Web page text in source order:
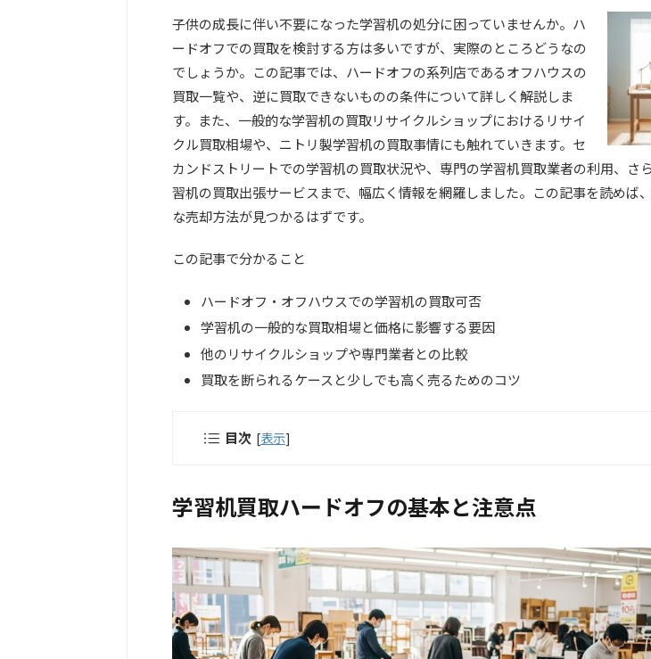
子供の成長に伴い不要になった学習机の処分に困っていませんか。ハ
ードオフでの買取を検討する方は多いですが、実際のところどうなの
でしょうか。この記事では、ハードオフの系列店であるオフハウスの
買取一覧や、逆に買取できないものの条件について詳しく解説しま
す。また、一般的な学習机の買取リサイクルショップにおけるリサイ
クル買取相場や、ニトリ製学習机の買取事情にも触れていきます。セ
カンドストリートでの学習机の買取状況や、専門の学習机買取業者の利用、さ
習机の買取出張サービスまで、幅広く情報を網羅しました。この記事を読めば
な売却方法が見つかるはずです。
この記事で分かること
ハードオフ・オフハウスでの学習机の買取可否
学習机の一般的な買取相場と価格に影響する要因
他のリサイクルショップや専門業者との比較
買取を断られるケースと少しでも高く売るためのコツ
目次 [表示]
学習机買取ハードオフの基本と注意点